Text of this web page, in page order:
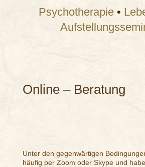
Psychotherapie •
Online – Beratung
Unter den gegenwärtigen
häufig per Zoom oder Skype und